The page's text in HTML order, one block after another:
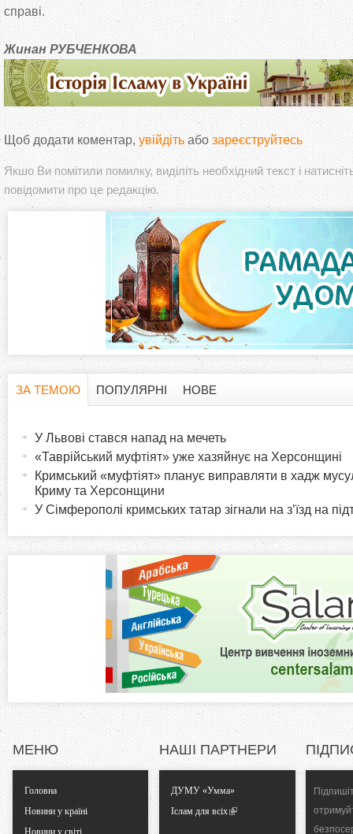
справі.
Жинан РУБЧЕНКОВА
Щоб додати коментар,увійдіть або зареєструйтесь
Якшо Ви помітили помилку, виділіть необхідний текст і
повідомити про це редакцію.
ЗА ТЕМОЮ
а
)
ПОПУЛЯРНІ НОВЕ
У Львові стався напад на мечеть
«Таврійський муфтіят» уже хазяйнує на Херсонщині
Кримський «муфтіят» планує виправляти в хадж
Криму та Херсонщини
У Сімферополі кримських татар зігнали на з’їзд на
МЕНЮ
Головна
Новини у країні
Новини у світі
НАШІ ПАРТНЕРИ
ДУМУ «Умма»
Іслам для всіх